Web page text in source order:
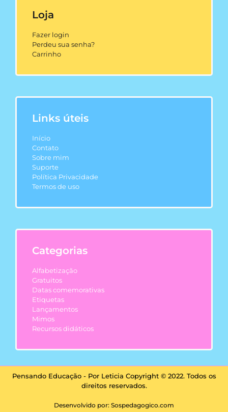
Loja
Fazer login
Perdeu sua senha?
Carrinho
Links úteis
Início
Contato
Sobre mim
Suporte
Política Privacidade
Termos de uso
Categorias
Alfabetização
Gratuitos
Datas comemorativas
Etiquetas
Lançamentos
Mimos
Recursos didáticos
Pensando Educação - Por Leticia Copyright © 2022. Todos os
direitos reservados.
Desenvolvido por: Sospedagogico.com